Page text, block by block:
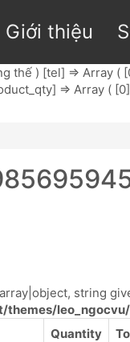
Giới thiệu
thế ) [tel] => Array
=> Array (
string
Quantity